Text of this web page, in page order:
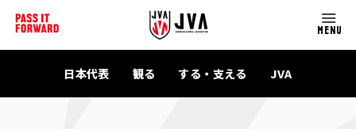
MENU
日本代表 観る する・支える JVA